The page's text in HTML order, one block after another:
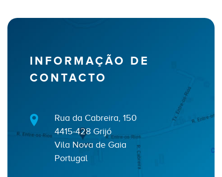
INFORMAÇÃO DE
CONTACTO
Rua da Cabreira, 150
4415-428 Grijó
Vila Nova de Gaia
Portugal